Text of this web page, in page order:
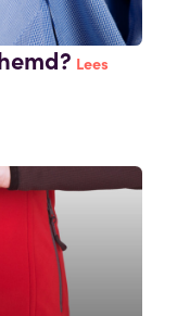
Lees